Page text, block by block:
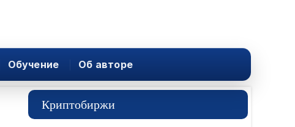
Обучение Об авторе
Криптобиржи